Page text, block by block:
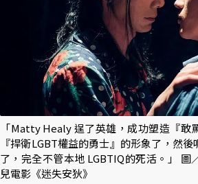
「Matty Healy 逞了英雄，成功塑造『敢
『捍衛LGBT權益的勇士』的形象了，然
了，完全不管本地 LGBTIQ的死活。」 圖
兒電影《迷失安狄》